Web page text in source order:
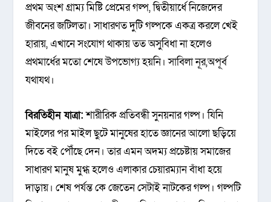
প্রথম অংশ গ্রাম্য মিষ্টি প্রেমের গল্প, দ্বিতীয়ার্ধে নিজেদের
জীবনের জটিলতা। সাধারণত দুটি গল্পকে একত্র করলে খেই
হারায়, এখানে সংযোগ থাকায় তত অসুবিধা না হলেও
প্রথমার্ধের মতো শেষে উপভোগ্য হয়নি। সাবিলা নূর,অপূর্ব
যথাযথ।
বিরতিহীন যাত্রা:শারীরিক প্রতিবন্ধী সুনয়নার গল্প। যিনি
মাইলের পর মাইল ছুটে মানুষের হাতে জ্ঞানের আলো ছড়িয়ে
দিতে বই পৌঁছে দেন। তার এমন অদম্য প্রচেষ্টায় সমাজের
সাধারণ মানুষ মুগ্ধ হলেও এলাকার চেয়ারম্যান বাঁধা হয়ে
দাড়ায়। শেষ পর্যন্ত কে জেতেন সেটাই নাটকের গল্প। গল্পটি